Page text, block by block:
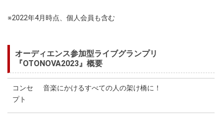
※2022年4月時点、個人会員も含む
オーディエンス参加型ライブグランプリ
『OTONOVA2023』概要
コンセ
プト
音楽にかけるすべての人の架け橋に！